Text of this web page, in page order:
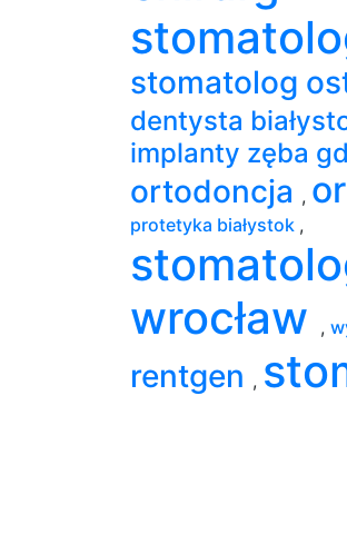
stomatolog
dentysta
implanty zęba
ortodoncja ,
protetyka białystok ,
wrocław
,
rentgen ,